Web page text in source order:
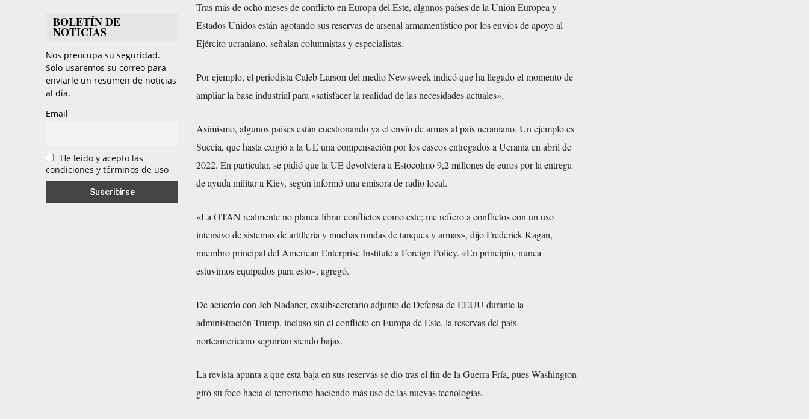
BOLETÍN DE
NOTICIAS
Nos preocupa su seguridad.
Solo usaremos su correo para
enviarle un resumen de noticias
al día.
Email
He leído y acepto las
condiciones y términos de uso
Tras más de ocho meses de conflicto en Europa del Este, algunos países de la Unión Europea y
Estados Unidos están agotando sus reservas de arsenal armamentístico por los envíos de apoyo al
Ejército ucraniano, señalan columnistas y especialistas.
Por ejemplo, el periodista Caleb Larson del medio Newsweek indicó que ha llegado el momento de
ampliar la base industrial para «satisfacer la realidad de las necesidades actuales».
Asimismo, algunos países están cuestionando ya el envío de armas al país ucraniano. Un ejemplo es
Suecia, que hasta exigió a la UE una compensación por los cascos entregados a Ucrania en abril de
2022. En particular, se pidió que la UE devolviera a Estocolmo 9,2 millones de euros por la entrega
de ayuda militar a Kiev, según informó una emisora de radio local.
«La OTAN realmente no planea librar conflictos como este; me refiero a conflictos con un uso
intensivo de sistemas de artillería y muchas rondas de tanques y armas», dijo Frederick Kagan,
miembro principal del American Enterprise Institute a Foreign Policy. «En principio, nunca
estuvimos equipados para esto», agregó.
De acuerdo con Jeb Nadaner, exsubsecretario adjunto de Defensa de EEUU durante la
administración Trump, incluso sin el conflicto en Europa de Este, la reservas del país
norteamericano seguirían siendo bajas.
La revista apunta a que esta baja en sus reservas se dio tras el fin de la Guerra Fría, pues Washington
giró su foco hacia el terrorismo haciendo más uso de las nuevas tecnologías.